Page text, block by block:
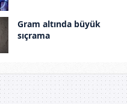
Gram altında büyük
sıçrama